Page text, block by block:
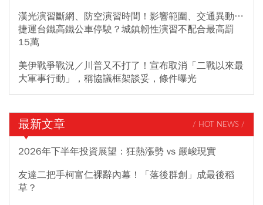
漢光演習斷網、防空演習時間！影響範圍、交通異動…
捷運台鐵高鐵公車停駛？城鎮韌性演習不配合最高罰
15萬
美伊戰爭戰況／川普又不打了！宣布取消「二戰以來最
大軍事行動」，稱協議框架談妥，條件曝光
最新文章 / HOT NEWS /
2026年下半年投資展望：狂熱漲勢 vs 嚴峻現實
友達二把手柯富仁裸辭內幕！「落後群創」成最後稻
草？